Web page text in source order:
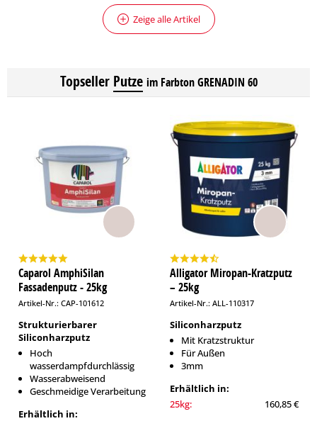
Zeige alle Artikel
Topseller Putze im Farbton GRENADIN 60
Caparol AmphiSilan
Fassadenputz - 25kg
Artikel-Nr.: CAP-101612
Strukturierbarer
Siliconharzputz
Hoch
wasserdampfdurchlässig
Wasserabweisend
Geschmeidige Verarbeitung
Erhältlich in:
Alligator Miropan-Kratzputz
– 25kg
Artikel-Nr.: ALL-110317
Siliconharzputz
Mit Kratzstruktur
Für Außen
3mm
Erhältlich in:
25kg:
160,85 €